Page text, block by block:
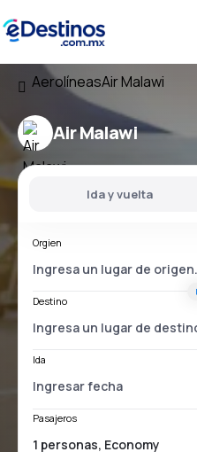
AerolíneasAir Malawi
Air Malawi
Ida y vuelta
Orgien
Destino
Ida
Pasajeros